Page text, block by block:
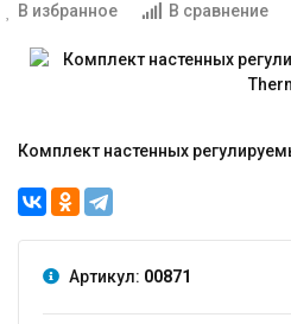
В избранное
В сравнение
Комплект настенных
Артикул: 00871